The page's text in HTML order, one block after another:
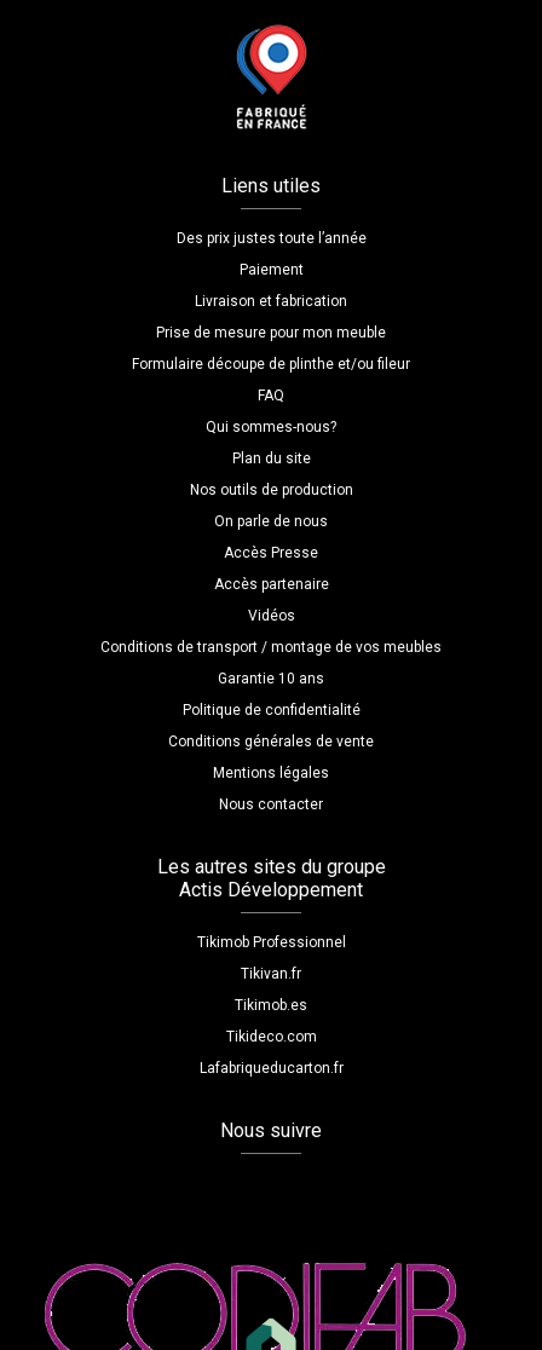
Liens utiles
Des prix justes toute l’année
Paiement
Livraison et fabrication
Prise de mesure pour mon meuble
Formulaire découpe de plinthe et/ou fileur
FAQ
Qui sommes-nous?
Plan du site
Nos outils de production
On parle de nous
Accès Presse
Accès partenaire
Vidéos
Conditions de transport / montage de vos meubles
Garantie 10 ans
Politique de confidentialité
Conditions générales de vente
Mentions légales
Nous contacter
Les autres sites du groupe
Actis Développement
Tikimob Professionnel
Tikivan.fr
Tikimob.es
Tikideco.com
Lafabriqueducarton.fr
Nous suivre